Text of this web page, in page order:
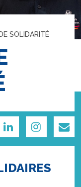
SOLIDARITÉ